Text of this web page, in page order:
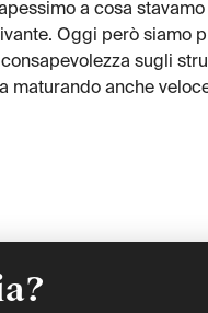
a cosa
Oggi però siamo
sugli
maturando anche